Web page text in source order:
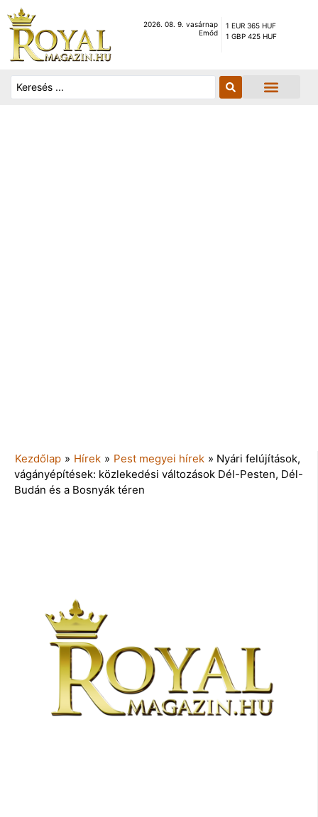
2026. 08. 9. vasárnap
Emőd
1 EUR 365 HUF
1 GBP 425 HUF
Kezdőlap » Hírek » Pest megyei hírek » Nyári felújítások,
vágányépítések: közlekedési változások Dél-Pesten, Dél-
Budán és a Bosnyák téren